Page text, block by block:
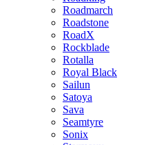
Roadmarch
Roadstone
RoadX
Rockblade
Rotalla
Royal Black
Sailun
Satoya
Sava
Seamtyre
Sonix